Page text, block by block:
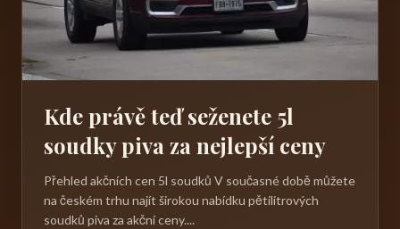
Kde právě teď seženete 5l
soudky piva za nejlepší ceny
Přehled akčních cen 5l soudků V současné době můžete
na českém trhu najít širokou nabídku pětilitrových
soudků piva za akční ceny....